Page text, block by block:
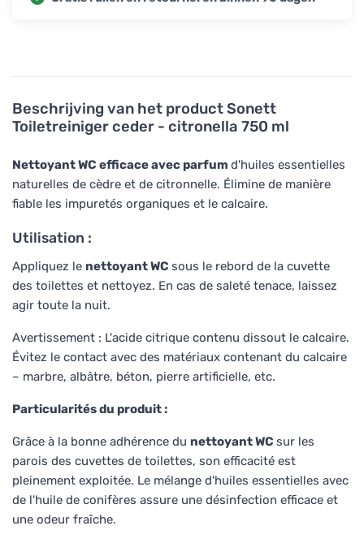
Beschrijving van het productSonett
Toiletreiniger ceder - citronella 750 ml
Nettoyant WC efficace avec parfum d'huiles essentielles
naturelles de cèdre et de citronnelle. Élimine de manière
fiable les impuretés organiques et le calcaire.
Utilisation :
Appliquez le nettoyant WC sous le rebord de la cuvette
des toilettes et nettoyez. En cas de saleté tenace, laissez
agir toute la nuit.
Avertissement : L'acide citrique contenu dissout le calcaire.
Évitez le contact avec des matériaux contenant du calcaire
– marbre, albâtre, béton, pierre artificielle, etc.
Particularités du produit :
Grâce à la bonne adhérence du nettoyant WC sur les
parois des cuvettes de toilettes, son efficacité est
pleinement exploitée. Le mélange d'huiles essentielles avec
de l'huile de conifères assure une désinfection efficace et
une odeur fraîche.